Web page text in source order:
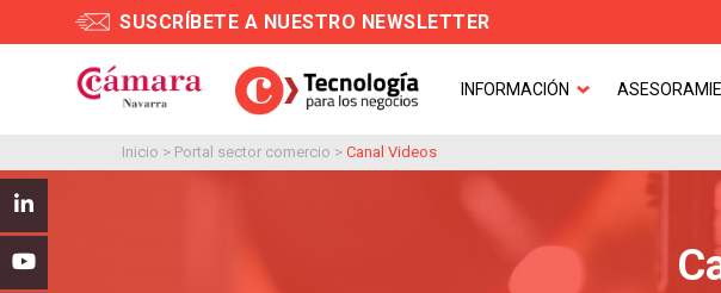
SUSCRÍBETE A NUESTRO NEWSLETTER
INFORMACIÓN
Inicio > Portal sector comercio > Canal Videos